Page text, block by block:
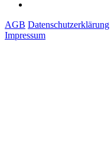
AGB Datenschutzerklärung
Impressum